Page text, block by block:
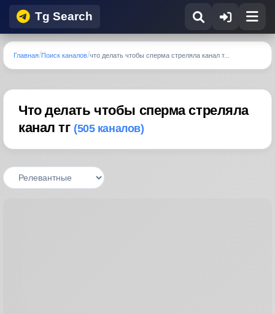
Tg Search
Главная Поиск каналов что делать чтобы сперма стреляла канал т...
Что делать чтобы сперма стреляла
канал тг (505 каналов)